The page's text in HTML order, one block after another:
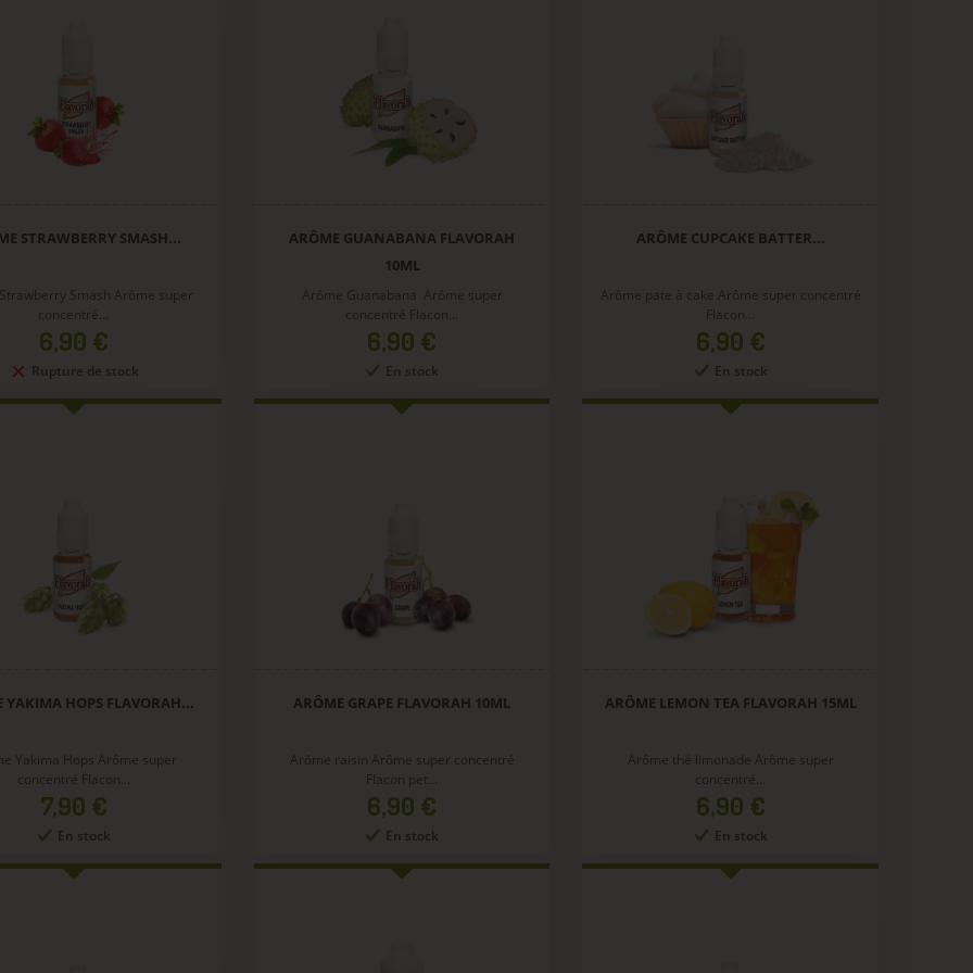
STRAWBERRY SMASH...
Smash Arôme super
concentré...
Prix
6,90 €
Rupture de stock
ARÔME GUANABANA FLAVORAH
10ML
Arôme Guanabana Arôme super
concentré Flacon...
Prix
6,90 €
En stock
ARÔME CUPCAKE BATTER...
Arôme pate à cake Arôme super concentré
Flacon...
Prix
6,90 €
En stock
YAKIMA HOPS FLAVORAH...
Yakima Hops Arôme super
concentré Flacon...
Prix
7,90 €
En stock
ARÔME GRAPE FLAVORAH 10ML
Arôme raisin Arôme super concentré
Flacon pet...
Prix
6,90 €
En stock
ARÔME LEMON TEA FLAVORAH 15ML
Arôme thé limonade Arôme super
concentré...
Prix
6,90 €
En stock